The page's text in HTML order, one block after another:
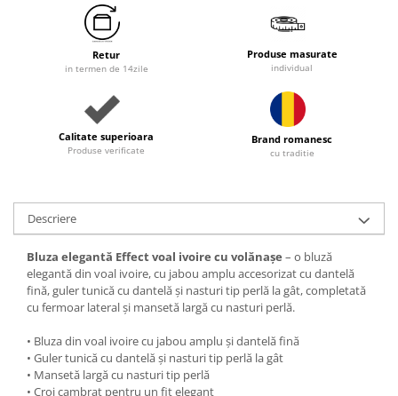
Retur
in termen de 14zile
Produse masurate
individual
Calitate superioara
Produse verificate
Brand romanesc
cu traditie
Descriere
Bluza elegantă Effect voal ivoire cu volănașe – o bluză
elegantă din voal ivoire, cu jabou amplu accesorizat cu dantelă
fină, guler tunică cu dantelă și nasturi tip perlă la gât, completată
cu fermoar lateral și mansetă largă cu nasturi perlă.
• Bluza din voal ivoire cu jabou amplu și dantelă fină
• Guler tunică cu dantelă și nasturi tip perlă la gât
• Mansetă largă cu nasturi tip perlă
• Croi cambrat pentru un fit elegant